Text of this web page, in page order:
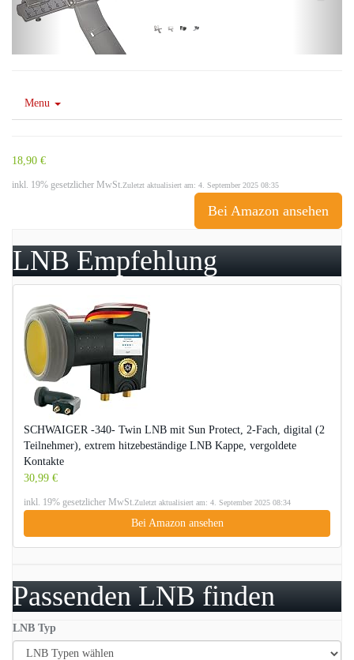
Menu
18,90 €
inkl. 19% gesetzlicher MwSt.Zuletzt aktualisiert am: 4. September 2025 08:35
Bei Amazon ansehen
LNB Empfehlung
SCHWAIGER -340- Twin LNB mit Sun Protect, 2-Fach, digital (2
Teilnehmer), extrem hitzebeständige LNB Kappe, vergoldete
Kontakte
30,99 €
inkl. 19% gesetzlicher MwSt.Zuletzt aktualisiert am: 4. September 2025 08:34
Bei Amazon ansehen
Passenden LNB finden
LNB Typ